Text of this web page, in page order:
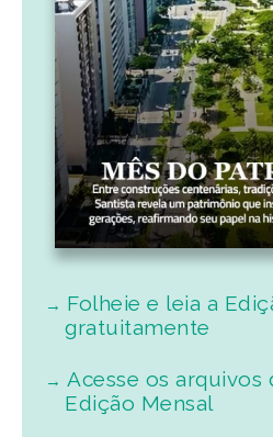
Folheie e leia a
gratuitamente
Acesse os arquivos
Edição Mensal